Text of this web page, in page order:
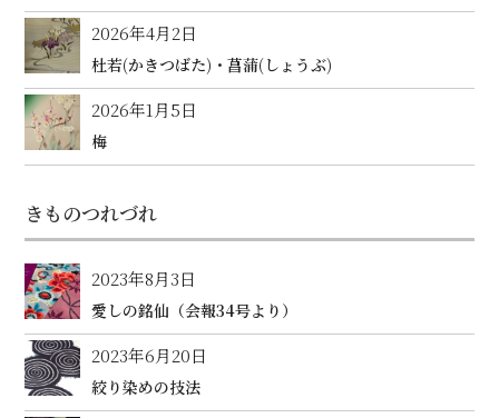
2026年4月2日
杜若(かきつばた)・菖蒲(しょうぶ)
2026年1月5日
梅
きものつれづれ
2023年8月3日
愛しの銘仙（会報34号より）
2023年6月20日
絞り染めの技法